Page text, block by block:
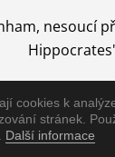
cookies k
stránek.
Další informace
nesoucí
jen pomocí